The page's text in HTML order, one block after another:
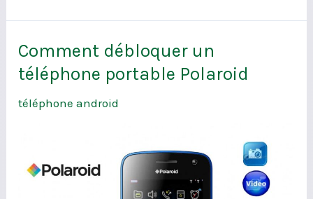
Comment débloquer un
téléphone portable Polaroid
téléphone android
Comment
débloquer
téléphone